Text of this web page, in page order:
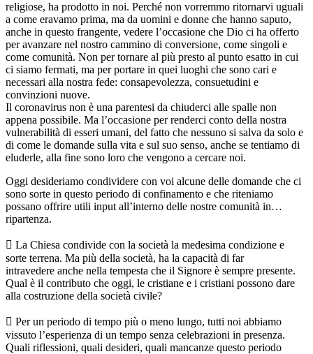
religiose, ha prodotto in noi. Perché non vorremmo ritornarvi uguali
a come eravamo prima, ma da uomini e donne che hanno saputo,
anche in questo frangente, vedere l’occasione che Dio ci ha offerto
per avanzare nel nostro cammino di conversione, come singoli e
come comunità. Non per tornare al più presto al punto esatto in cui
ci siamo fermati, ma per portare in quei luoghi che sono cari e
necessari alla nostra fede: consapevolezza, consuetudini e
convinzioni nuove.
Il coronavirus non è una parentesi da chiuderci alle spalle non
appena possibile. Ma l’occasione per renderci conto della nostra
vulnerabilità di esseri umani, del fatto che nessuno si salva da solo e
di come le domande sulla vita e sul suo senso, anche se tentiamo di
eluderle, alla fine sono loro che vengono a cercare noi.
Oggi desideriamo condividere con voi alcune delle domande che ci
sono sorte in questo periodo di confinamento e che riteniamo
possano offrire utili input all’interno delle nostre comunità in…
ripartenza.
 La Chiesa condivide con la società la medesima condizione e
sorte terrena. Ma più della società, ha la capacità di far
intravedere anche nella tempesta che il Signore è sempre presente.
Qual è il contributo che oggi, le cristiane e i cristiani possono dare
alla costruzione della società civile?
 Per un periodo di tempo più o meno lungo, tutti noi abbiamo
vissuto l’esperienza di un tempo senza celebrazioni in presenza.
Quali riflessioni, quali desideri, quali mancanze questo periodo